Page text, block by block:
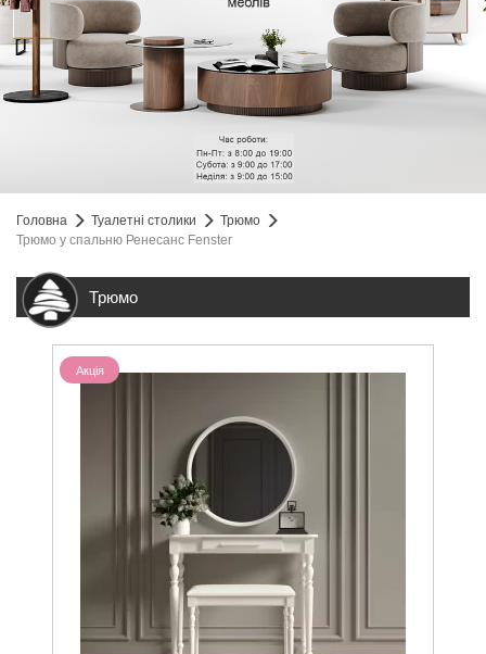
Головна Туалетні столики
Трюмо
Трюмо у спальню Ренесанс Fenster
Трюмо
Акція